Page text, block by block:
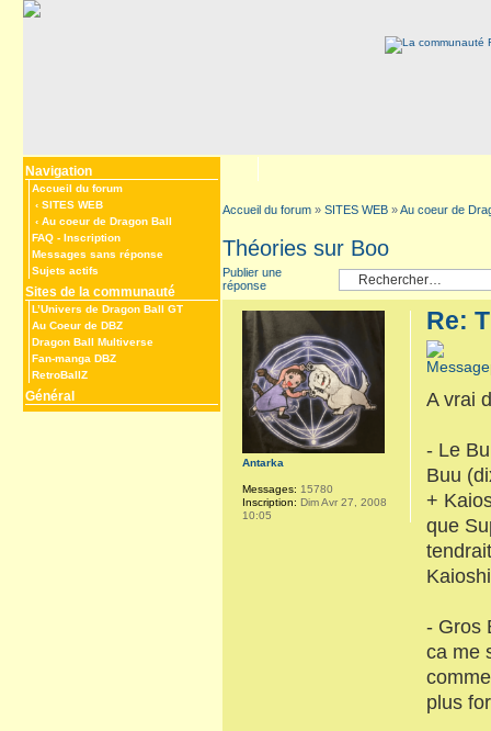
Navigation
Accueil du forum
‹ SITES WEB
‹ Au coeur de Dragon Ball
FAQ - Inscription
Messages sans réponse
Sujets actifs
Sites de la communauté
L’Univers de Dragon Ball GT
Au Coeur de DBZ
Dragon Ball Multiverse
Fan-manga DBZ
RetroBallZ
Général
Accueil du forum » SITES WEB »Au coeur de
Théories sur Boo
Publier une
réponse
Re:
A vrai
- Le
Buu
+
que
- Gros
ca me
plus
Antarka
Messages: 15780
Inscription: Dim Avr 27, 2008
10:05